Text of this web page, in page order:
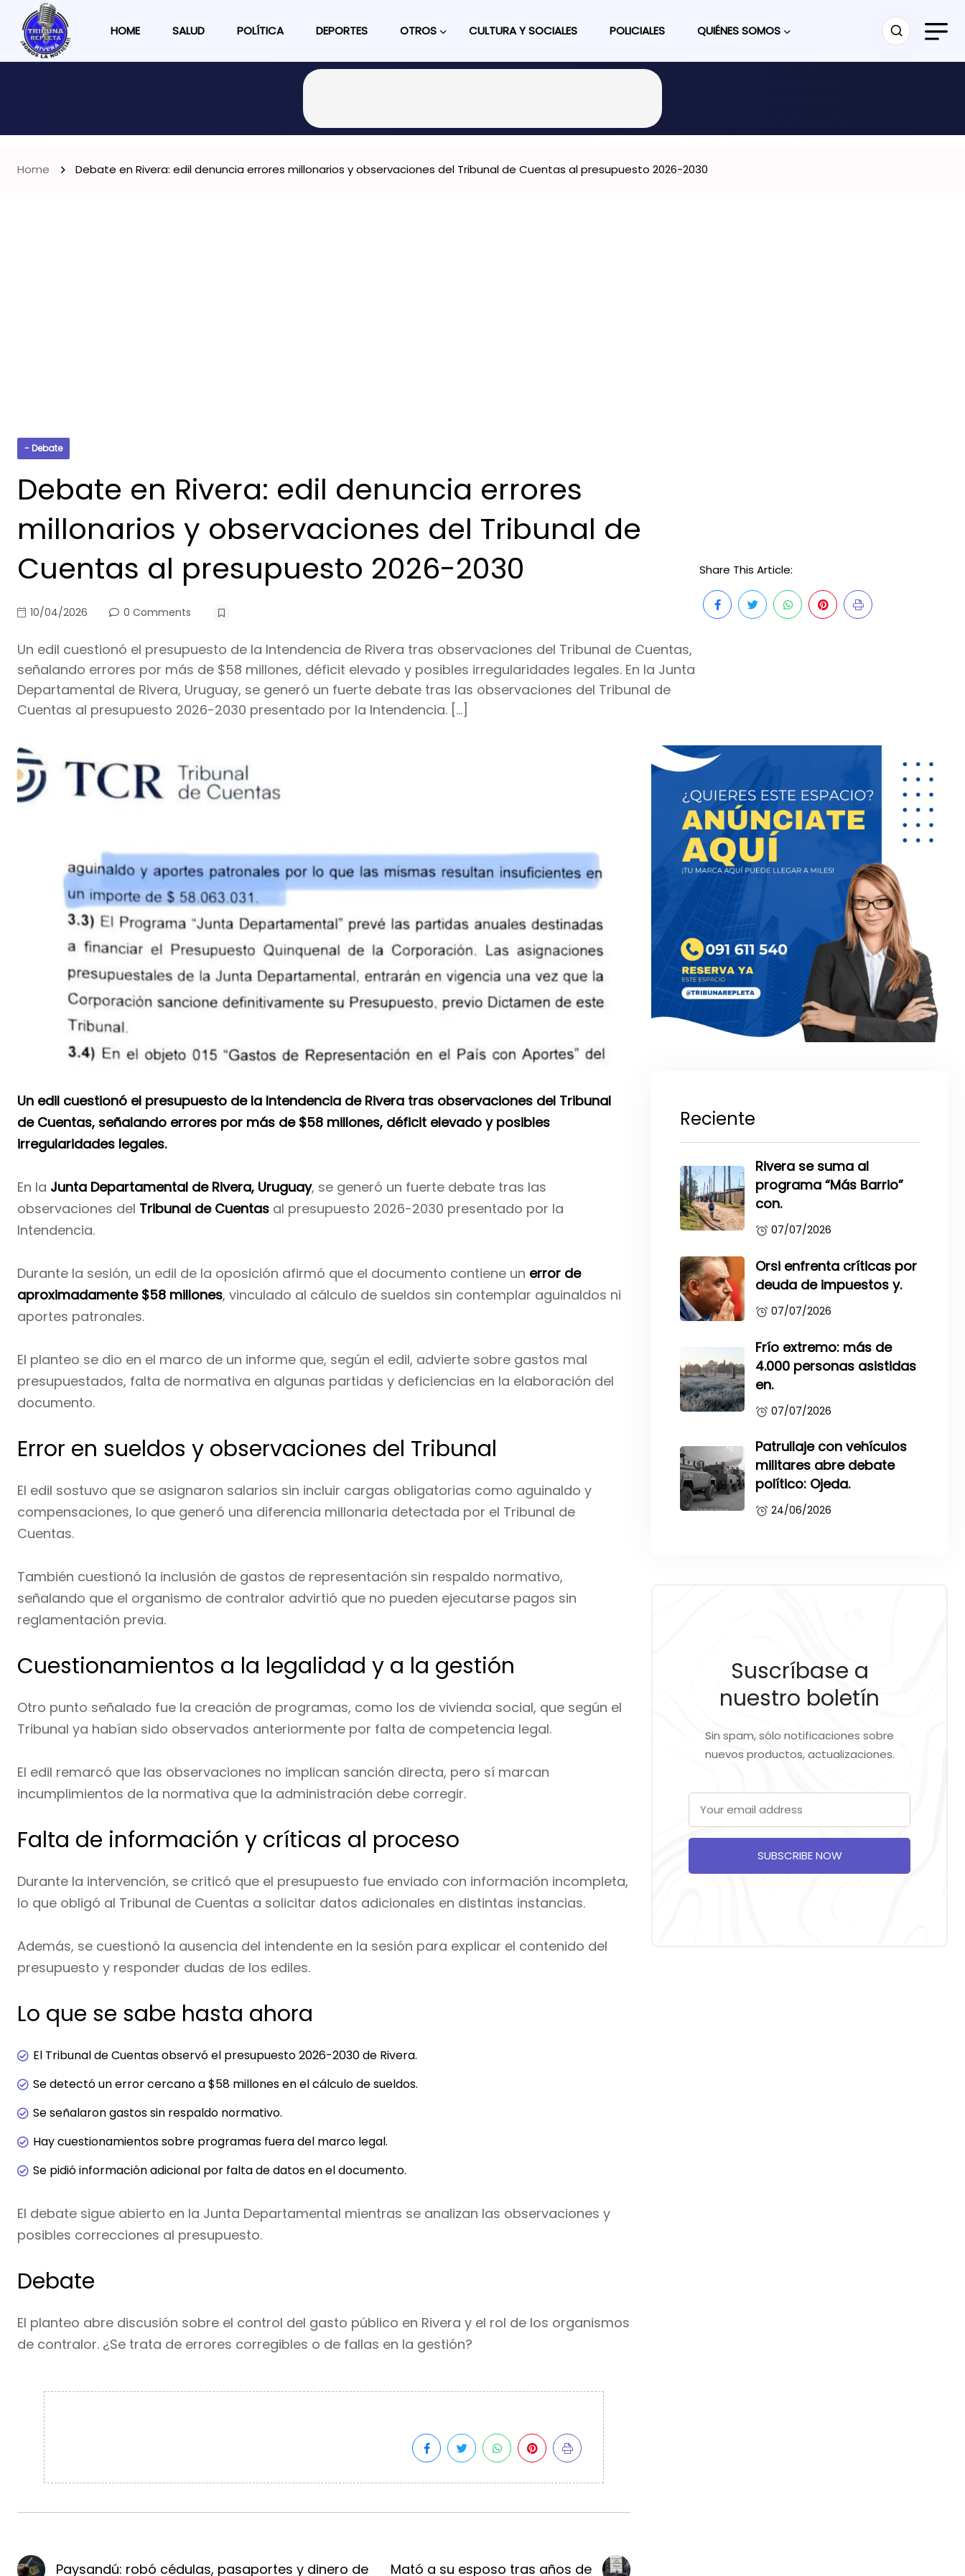
HOME SALUD POLÍTICA DEPORTES OTROS CULTURA Y SOCIALES POLICIALES QUIÉNES SOMOS
Home Debate en Rivera: edil denuncia errores millonarios y observaciones del Tribunal de Cuentas al presupuesto 2026-2030
- Debate
Debate en Rivera: edil denuncia errores
millonarios y observaciones del Tribunal de
Cuentas al presupuesto 2026-2030
10/04/2026 0 Comments
Un edil cuestionó el presupuesto de la Intendencia de Rivera tras observaciones del Tribunal de Cuentas,
señalando errores por más de $58 millones, déficit elevado y posibles irregularidades legales. En la Junta
Departamental de Rivera, Uruguay, se generó un fuerte debate tras las observaciones del Tribunal de
Cuentas al presupuesto 2026-2030 presentado por la Intendencia. […]
Share This Article:
Un edil cuestionó el presupuesto de la Intendencia de Rivera tras observaciones del Tribunal
de Cuentas, señalando errores por más de $58 millones, déficit elevado y posibles
irregularidades legales.
En la Junta Departamental de Rivera, Uruguay, se generó un fuerte debate tras las
observaciones del Tribunal de Cuentas al presupuesto 2026-2030 presentado por la
Intendencia.
Durante la sesión, un edil de la oposición afirmó que el documento contiene un error de
aproximadamente $58 millones, vinculado al cálculo de sueldos sin contemplar aguinaldos ni
aportes patronales.
El planteo se dio en el marco de un informe que, según el edil, advierte sobre gastos mal
presupuestados, falta de normativa en algunas partidas y deficiencias en la elaboración del
documento.
Error en sueldos y observaciones del Tribunal
El edil sostuvo que se asignaron salarios sin incluir cargas obligatorias como aguinaldo y
compensaciones, lo que generó una diferencia millonaria detectada por el Tribunal de
Cuentas.
También cuestionó la inclusión de gastos de representación sin respaldo normativo,
señalando que el organismo de contralor advirtió que no pueden ejecutarse pagos sin
reglamentación previa.
Cuestionamientos a la legalidad y a la gestión
Otro punto señalado fue la creación de programas, como los de vivienda social, que según el
Tribunal ya habían sido observados anteriormente por falta de competencia legal.
El edil remarcó que las observaciones no implican sanción directa, pero sí marcan
incumplimientos de la normativa que la administración debe corregir.
Falta de información y críticas al proceso
Durante la intervención, se criticó que el presupuesto fue enviado con información incompleta,
lo que obligó al Tribunal de Cuentas a solicitar datos adicionales en distintas instancias.
Además, se cuestionó la ausencia del intendente en la sesión para explicar el contenido del
presupuesto y responder dudas de los ediles.
Lo que se sabe hasta ahora
El Tribunal de Cuentas observó el presupuesto 2026-2030 de Rivera.
Se detectó un error cercano a $58 millones en el cálculo de sueldos.
Se señalaron gastos sin respaldo normativo.
Hay cuestionamientos sobre programas fuera del marco legal.
Se pidió información adicional por falta de datos en el documento.
El debate sigue abierto en la Junta Departamental mientras se analizan las observaciones y
posibles correcciones al presupuesto.
Debate
El planteo abre discusión sobre el control del gasto público en Rivera y el rol de los organismos
de contralor. ¿Se trata de errores corregibles o de fallas en la gestión?
Paysandú: robó cédulas, pasaportes y dinero de Mató a su esposo tras años de
Reciente
Rivera se suma al
programa “Más Barrio”
con.
07/07/2026
Orsi enfrenta críticas por
deuda de impuestos y.
07/07/2026
Frío extremo: más de
4.000 personas asistidas
en.
07/07/2026
Patrullaje con vehículos
militares abre debate
político: Ojeda.
24/06/2026
Suscríbase a
nuestro boletín
Sin spam, sólo notificaciones sobre
nuevos productos, actualizaciones.
SUBSCRIBE NOW